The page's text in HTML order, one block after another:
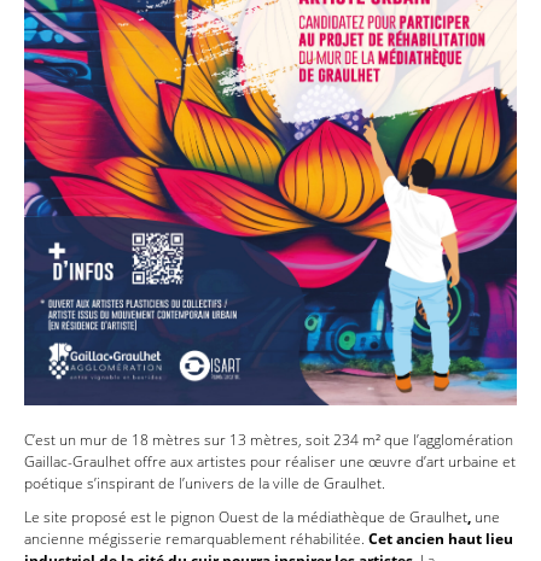
C’est un mur de 18 mètres sur 13 mètres, soit 234 m² que l’agglomération
Gaillac-Graulhet offre aux artistes pour réaliser une œuvre d’art urbaine et
poétique s’inspirant de l’univers de la ville de Graulhet.
Le site proposé est le pignon Ouest de la médiathèque de Graulhet, une
ancienne mégisserie remarquablement réhabilitée. Cet ancien haut lieu